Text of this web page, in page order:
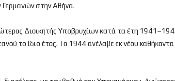
Γερμανών στην Αθήνα.
Διοικητής Υποβρυχίων κατά τα έτη
το ίδιο έτος. Το 1944 ανέλαβε εκ νέου